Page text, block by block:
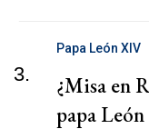
3.
Papa León XIV
¿Misa en
papa